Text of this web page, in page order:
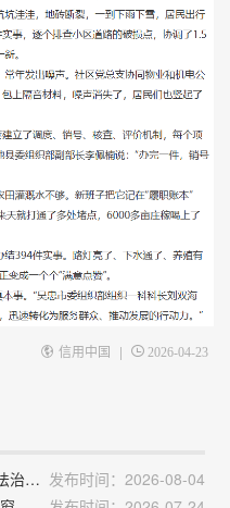
信用中国 | 2026-04-23
1.信用中国：山东滨州：推进优化法治化营商环境行动 发布时间：2026-08-04